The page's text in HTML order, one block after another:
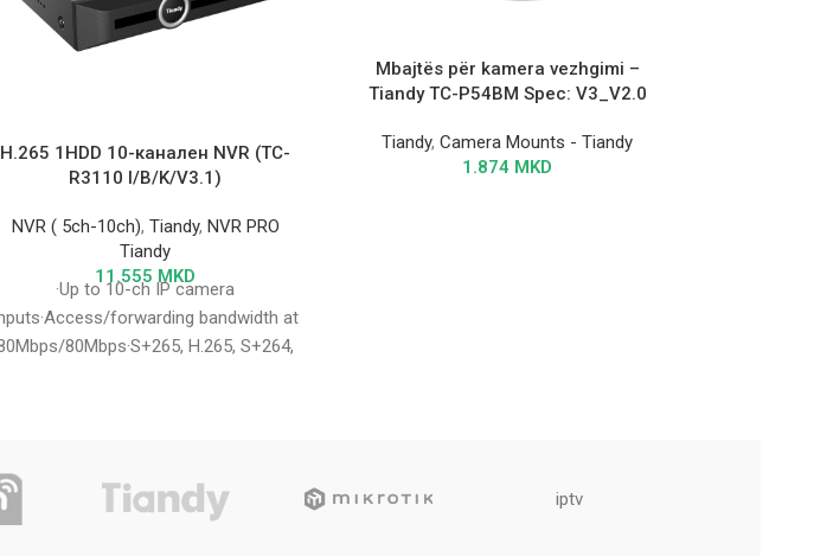
H.265 1HDD 10-канален NVR (TC-
R3110 I/B/K/V3.1)
NVR ( 5ch-10ch), Tiandy, NVR PRO
Tiandy
11.555 MKD
·Up to 10-ch IP camera
forwarding bandwidth at
80Mbps·S+265, H.265, S+264,
decoding
Mbajtës për kamera vezhgimi –
Tiandy TC-P54BM Spec: V3_V2.0
Tiandy,Camera Mounts - Tiandy
1.874 MKD
iptv